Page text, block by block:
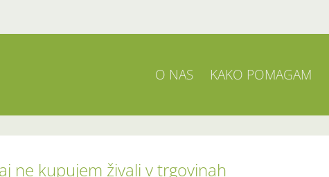
O NAS KAKO POMAGAM
ne kupujem živali v trgovinah